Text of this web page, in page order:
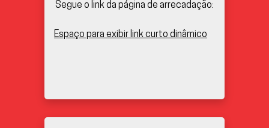
Segue o link da página de arrecadação:
Espaço para exibir link curto dinâmico